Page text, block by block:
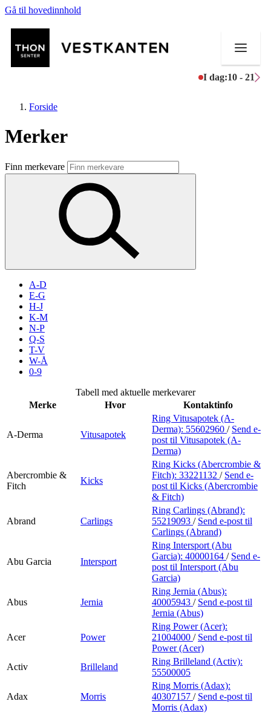
Gå til hovedinnhold
I dag:10 - 21
Butikker
Mat og drikke
Aktiviteter
Inspirasjon
Søk
Praktisk informasjon
Ledige stillinger
Gavekort
Forside
Merker
Finn merkevare
A-D
E-G
H-J
K-M
N-P
Q-S
T-V
W-Å
0-9
Tabell med aktuelle merkevarer
Merke
Hvor Kontaktinfo
A-Derma Vitusapotek
Ring Vitusapotek (A-
Derma): 55602960 / Send e-
post til Vitusapotek (A-
Derma)
Abercrombie &
Fitch
Kicks
Ring Kicks (Abercrombie &
Fitch): 33221132 / Send e-
post til Kicks (Abercrombie
& Fitch)
Abrand Carlings
Ring Carlings (Abrand):
55219093 / Send e-post til
Carlings (Abrand)
Abu Garcia Intersport
Ring Intersport (Abu
Garcia): 40000164 / Send e-
post til Intersport (Abu
Garcia)
Abus Jernia
Ring Jernia (Abus):
40005943 / Send e-post til
Jernia (Abus)
Acer Power
Ring Power (Acer):
21004000 / Send e-post til
Power (Acer)
Activ
Brilleland
Ring Brilleland (Activ):
55500005
Adax Morris
Ring Morris (Adax):
40307157 / Send e-post til
Morris (Adax)